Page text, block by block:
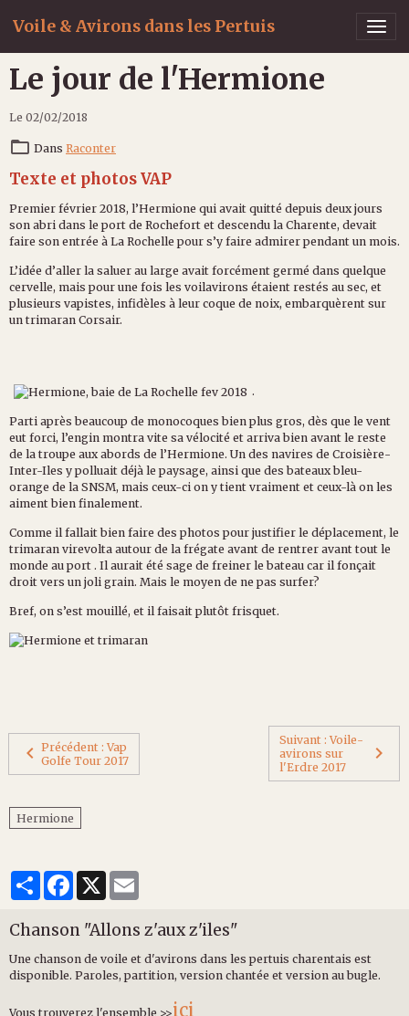
Voile & Avirons dans les Pertuis
Le jour de l'Hermione
Le 02/02/2018
Dans Raconter
Texte et photos VAP
Premier février 2018, l’Hermione qui avait quitté depuis deux jours
son abri dans le port de Rochefort et descendu la Charente, devait
faire son entrée à La Rochelle pour s’y faire admirer pendant un mois.
L’idée d’aller la saluer au large avait forcément germé dans quelque
cervelle, mais pour une fois les voilavirons étaient restés au sec, et
plusieurs vapistes, infidèles à leur coque de noix, embarquèrent sur
un trimaran Corsair.
.
Parti après beaucoup de monocoques bien plus gros, dès que le vent
eut forci, l’engin montra vite sa vélocité et arriva bien avant le reste
de la troupe aux abords de l’Hermione. Un des navires de Croisière-
Inter-Iles y polluait déjà le paysage, ainsi que des bateaux bleu-
orange de la SNSM, mais ceux-ci on y tient vraiment et ceux-là on les
aiment bien finalement.
Comme il fallait bien faire des photos pour justifier le déplacement, le
trimaran virevolta autour de la frégate avant de rentrer avant tout le
monde au port . Il aurait été sage de freiner le bateau car il fonçait
droit vers un joli grain. Mais le moyen de ne pas surfer?
Bref, on s’est mouillé, et il faisait plutôt frisquet.
Précédent : Vap
Golfe Tour 2017
Suivant : Voile-
avirons sur
l'Erdre 2017
Hermione
PartagerFacebook
X
Chanson "Allons z'aux z'iles"
Une chanson de voile et d'avirons dans les pertuis charentais est
disponible. Paroles, partition, version chantée et version au bugle.
Vous trouverez l'ensemble >>ici